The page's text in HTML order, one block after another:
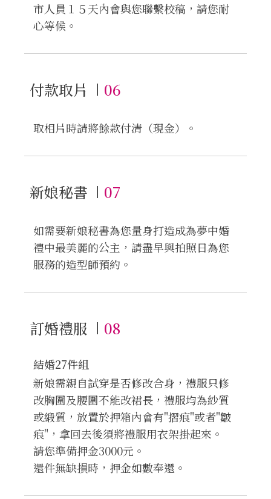
市人員１５天內會與您聯繫校稿，請您耐
心等候。
付款取片 06
取相片時請將餘款付清（現金）。
新娘秘書 07
如需要新娘秘書為您量身打造成為夢中婚
禮中最美麗的公主，請盡早與拍照日為您
服務的造型師預約。
訂婚禮服 08
結婚27件組
新娘需親自試穿是否修改合身，禮服只修
改胸圍及腰圍不能改裙長，禮服均為紗質
或緞質，放置於押箱內會有"摺痕"或者"皺
痕"，拿回去後須將禮服用衣架掛起來。
請您準備押金3000元。
還件無缺損時，押金如數奉還。